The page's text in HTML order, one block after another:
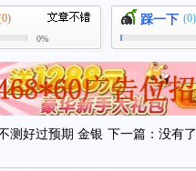
0%
踩一下 (0)
测好过预期 金银 下一篇：没有了